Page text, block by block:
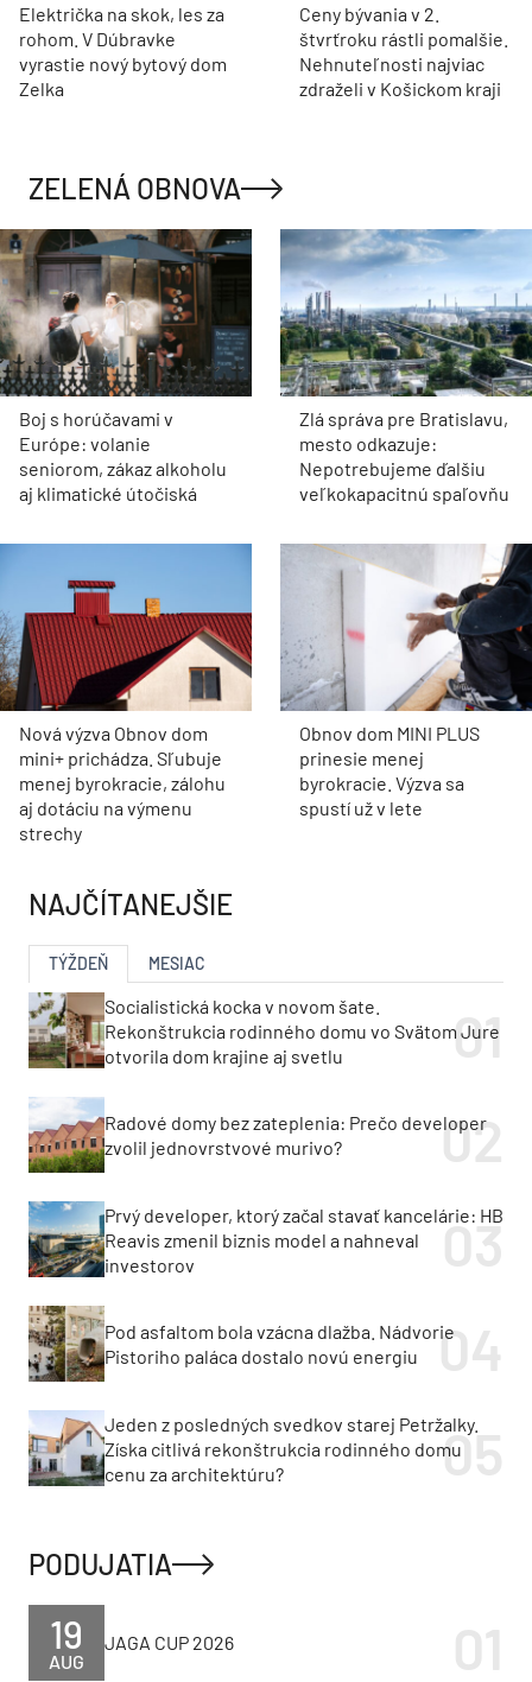
Električka na skok, les za
rohom. V Dúbravke
vyrastie nový bytový dom
Zelka
Ceny bývania v 2.
štvrťroku rástli pomalšie.
Nehnuteľnosti najviac
zdraželi v Košickom kraji
ZELENÁ OBNOVA
Boj s horúčavami v
Európe: volanie
seniorom, zákaz alkoholu
aj klimatické útočiská
Zlá správa pre Bratislavu,
mesto odkazuje:
Nepotrebujeme ďalšiu
veľkokapacitnú spaľovňu
Nová výzva Obnov dom
mini+ prichádza. Sľubuje
menej byrokracie, zálohu
aj dotáciu na výmenu
strechy
Obnov dom MINI PLUS
prinesie menej
byrokracie. Výzva sa
spustí už v lete
NAJČÍTANEJŠIE
TÝŽDEŇ MESIAC
Socialistická kocka v novom šate.
Rekonštrukcia rodinného domu vo Svätom Jure
otvorila dom krajine aj svetlu
Radové domy bez zateplenia: Prečo developer
zvolil jednovrstvové murivo?
Prvý developer, ktorý začal stavať kancelárie: HB
Reavis zmenil biznis model a nahneval
investorov
Pod asfaltom bola vzácna dlažba. Nádvorie
Pistoriho paláca dostalo novú energiu
Jeden z posledných svedkov starej Petržalky.
Získa citlivá rekonštrukcia rodinného domu
cenu za architektúru?
PODUJATIA
AUG
19 JAGA CUP 2026